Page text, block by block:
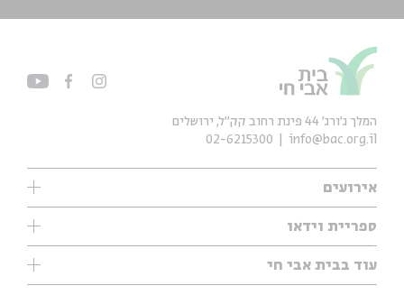
אירועים
עיון
אנגלית
ספריית וידאו
ילדים
מוזיקה
עוד בבית אבי חי
תערוכות
המלך ג'ורג' 44 פינת רחוב קק״ל, ירושלים
info@bac.org.il
02-6215300